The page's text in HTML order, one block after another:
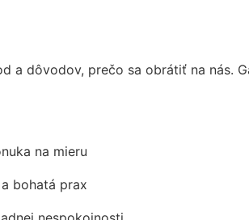
a dôvodov, prečo sa obrátiť na nás.
na mieru
bohatá prax